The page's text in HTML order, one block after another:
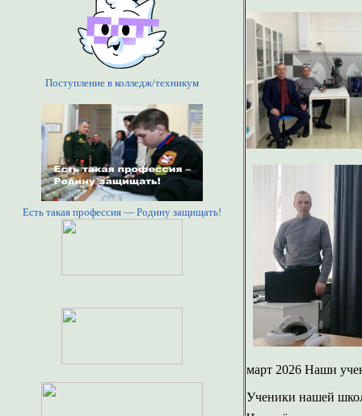
Поступление в колледж/техникум
Есть такая профессия — Родину защищать!
март 2026 Наши
Ученики нашей